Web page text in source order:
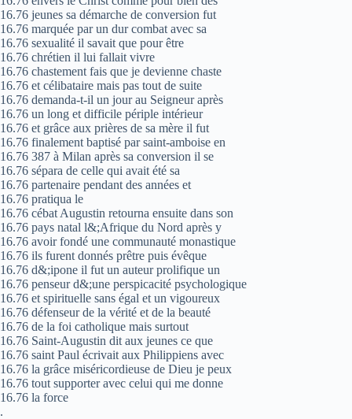
16.76 jeunes sa démarche de conversion fut
16.76 marquée par un dur combat avec sa
16.76 sexualité il savait que pour être
16.76 chrétien il lui fallait vivre
16.76 chastement fais que je devienne chaste
16.76 et célibataire mais pas tout de suite
16.76 demanda-t-il un jour au Seigneur après
16.76 un long et difficile périple intérieur
16.76 et grâce aux prières de sa mère il fut
16.76 finalement baptisé par saint-amboise en
16.76 387 à Milan après sa conversion il se
16.76 sépara de celle qui avait été sa
16.76 partenaire pendant des années et
16.76 pratiqua le
16.76 cébat Augustin retourna ensuite dans son
16.76 pays natal l&;Afrique du Nord après y
16.76 avoir fondé une communauté monastique
16.76 ils furent donnés prêtre puis évêque
16.76 d&;ipone il fut un auteur prolifique un
16.76 penseur d&;une perspicacité psychologique
16.76 et spirituelle sans égal et un vigoureux
16.76 défenseur de la vérité et de la beauté
16.76 de la foi catholique mais surtout
16.76 Saint-Augustin dit aux jeunes ce que
16.76 saint Paul écrivait aux Philippiens avec
16.76 la grâce miséricordieuse de Dieu je peux
16.76 tout supporter avec celui qui me donne
16.76 la force
.